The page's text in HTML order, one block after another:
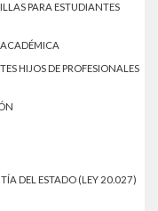
PARA ESTUDIANTES
ACADÉMICA
HIJOS DE PROFESIONALES
DEL ESTADO (LEY 20.027)